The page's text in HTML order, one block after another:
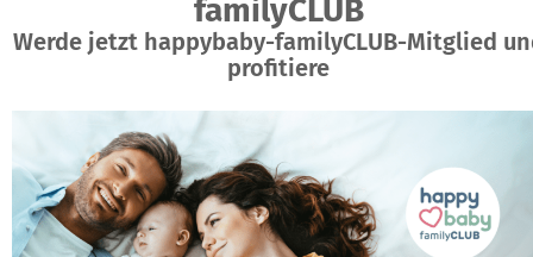
familyCLUB
Werde jetzt happybaby-familyCLUB-Mitglied
profitiere